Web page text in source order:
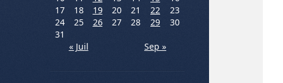
17
18 19 20 21 22
23
24
25 26 27 28 29
30
31
« Juil
Sep »